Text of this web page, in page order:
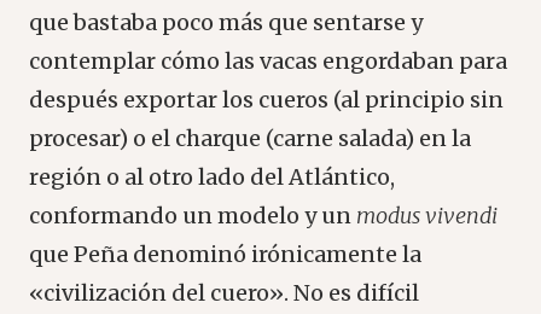
que bastaba poco más que sentarse y
contemplar cómo las vacas engordaban para
después exportar los cueros (al principio sin
procesar) o el charque (carne salada) en la
región o al otro lado del Atlántico,
conformando un modelo y un modus vivendi
que Peña denominó irónicamente la
«civilización del cuero». No es difícil